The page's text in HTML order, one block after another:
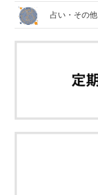
占い・その他